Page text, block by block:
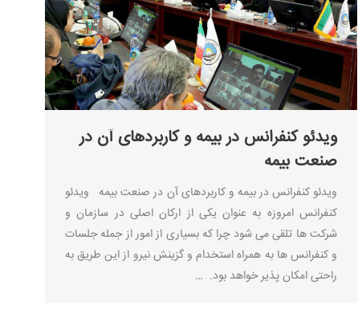
ویدئو کنفرانس در بیمه و کاربردهای آن در
صنعت بیمه
ویدئو کنفرانس در بیمه و کاربردهای آن در صنعت بیمه ویدئو
کنفرانس امروزه به عنوان یکی از ارکان اصلی در سازمان و
شرکت ها تلقی می شود چرا که بسیاری از امور از جمله جلسات
و کنفرانس ها به همراه استخدام و گزینش نیرو از این طریق به
راحتی امکان پذیر خواهد بود. …